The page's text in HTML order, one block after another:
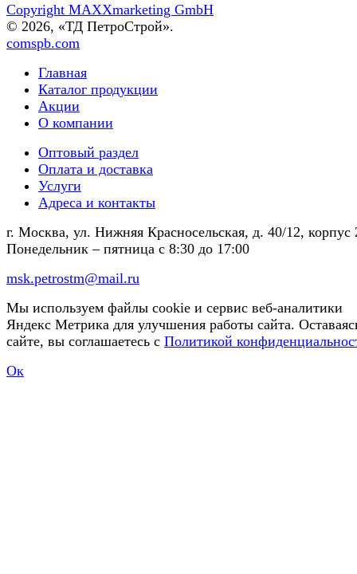
Copyright MAXXmarketing GmbH
© 2026, «ТД ПетроСтрой».
comspb.com
Главная
Каталог продукции
Акции
О компании
Оптовый раздел
Оплата и доставка
Услуги
Адреса и контакты
г. Москва, ул. Нижняя Красносельская, д. 40/12, корпус
Понедельник – пятница с 8:30 до 17:00
msk.petrostm@mail.ru
Мы используем файлы cookie и сервис веб-аналитики
Яндекс Метрика для улучшения работы сайта.
сайте, вы соглашаетесь с Политикой
Ок